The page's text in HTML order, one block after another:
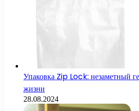
Упаковка Zip Lock: незаметный
жизни
28.08.2024